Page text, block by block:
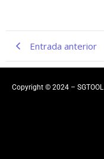
Entrada anterior
Copyright © 2024 –